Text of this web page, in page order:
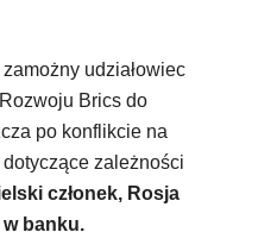
udziałowiec
Brics do
po konflikcie na
dotyczące zależności
członek, Rosja
w banku.